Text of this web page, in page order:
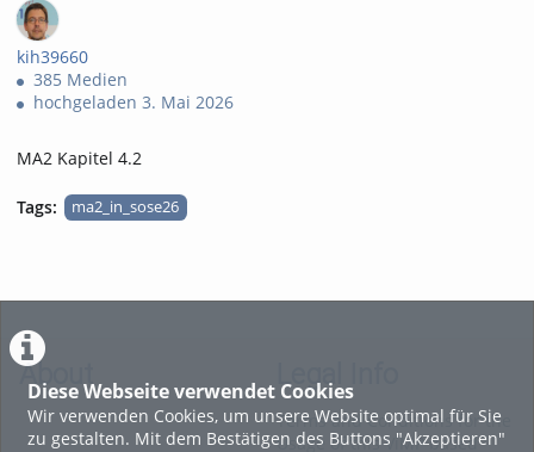
Diese Webseite verwendet Cookies
Wir verwenden Cookies, um unsere Website optimal für Sie
zu gestalten. Mit dem Bestätigen des Buttons "Akzeptieren"
kih39660
385 Medien
hochgeladen 3. Mai 2026
MA2 Kapitel 4.2
Tags: ma2_in_sose26
About Legal Info
Terms and Conditions for the
Usage of this ViMP based